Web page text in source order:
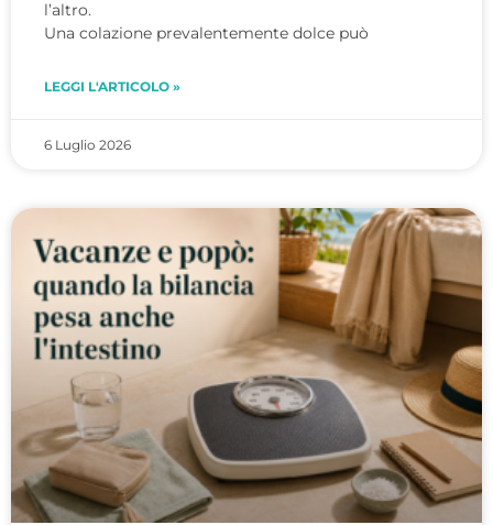
l’altro.
Una colazione prevalentemente dolce può
LEGGI L'ARTICOLO »
6 Luglio 2026